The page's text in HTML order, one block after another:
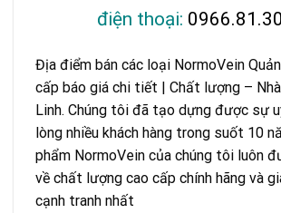
điện thoại:
Địa điểm bán các loại NormoVein
cấp báo giá chi tiết | Chất lượng –
Linh. Chúng tôi đã tạo dựng được sự
lòng nhiều khách hàng trong suốt 10
phẩm NormoVein của chúng tôi luôn
về chất lượng cao cấp chính hãng và
cạnh tranh nhất